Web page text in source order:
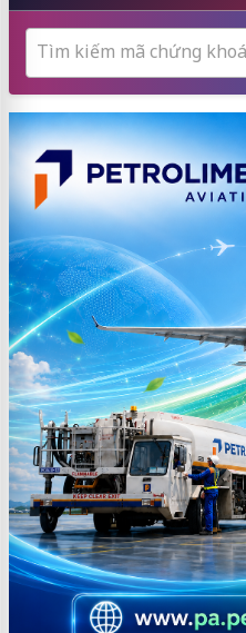
Tìm kiếm mã chứng